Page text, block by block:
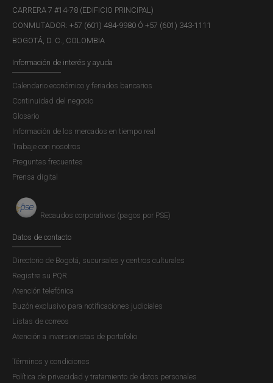
CARRERA 7 #14-78 (EDIFICIO PRINCIPAL)
CONMUTADOR: +57 (601) 484-9980 Ó +57 (601) 343-1111
BOGOTÁ, D. C., COLOMBIA
Información de interés y ayuda
Calendario económico y feriados bancarios
Continuidad del negocio
Glosario
Información de los mercados en tiempo real
Trabaje con nosotros
Preguntas frecuentes
Prensa digital
Recaudos corporativos (pagos por PSE)
Datos de contacto
Directorio de Bogotá, sucursales y centros culturales
Registre su PQR
Atención telefónica
Buzón exclusivo para notificaciones judiciales
Listas de correos
Atención a inversionistas de portafolio
Términos y condiciones
Política de privacidad y tratamiento de datos personales